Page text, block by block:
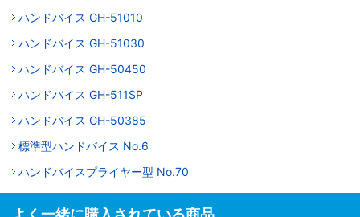
ハンドバイス GH-51010
ハンドバイス GH-51030
ハンドバイス GH-50450
ハンドバイス GH-511SP
ハンドバイス GH-50385
標準型ハンドバイス No.6
ハンドバイスプライヤー型 No.70